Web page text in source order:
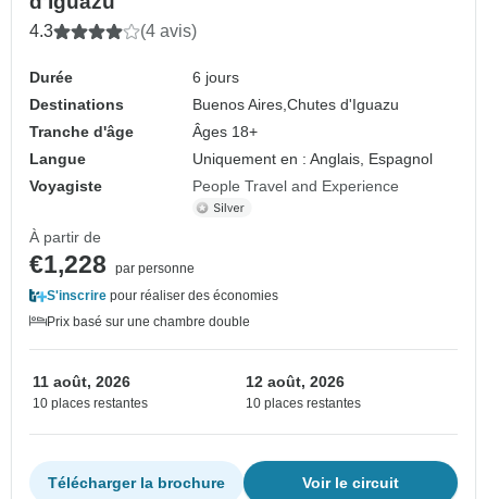
4.3 (4 avis)
Durée
6 jours
Destinations
Buenos Aires,Chutes d'Iguazu
Tranche d'âge
Âges 18+
Langue
Uniquement en : Anglais, Espagnol
Voyagiste
People Travel and Experience
À partir de
€1,228
par personne
S'inscrire pour réaliser des économies
Prix basé sur une chambre double
11 août, 2026
10 places restantes
12 août, 2026
10 places restantes
Voir le circuit
Télécharger la brochure